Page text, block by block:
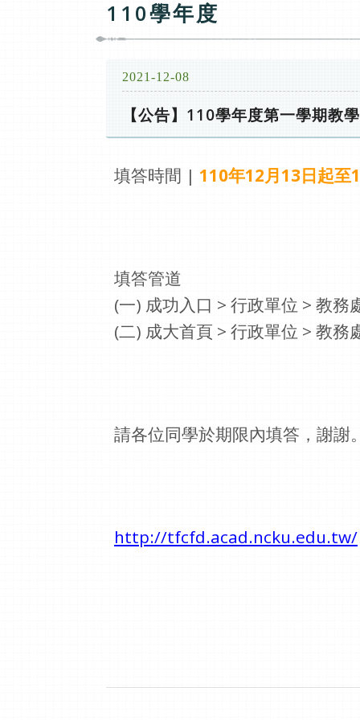
110學年度
2021-12-08
【公告】110學年度第一學期
填答時間 | 110年12月13日起至
填答管道
(一) 成功入口 > 行政單位 > 教務
(二) 成大首頁 > 行政單位 > 教
請各位同學於期限內填答，謝謝
http://tfcfd.acad.ncku.edu.tw/